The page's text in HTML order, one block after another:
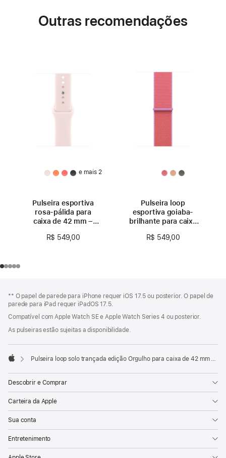
Outras recomendações
e mais 2
Pulseira esportiva
rosa-pálida para
caixa de 42 mm –
R$ 549,00
Pulseira loop
esportiva goiaba-
brilhante para caixa
R$ 549,00
de
rodapé
** O papel de parede para iPhone requer iOS 17.5 ou posterior. O papel de
parede para iPad requer iPadOS 17.5.
Compatível com Apple Watch SE e Apple Watch Series 4 ou posterior.
As pulseiras estão sujeitas a disponibilidade.
Pulseira loop solo trançada edição Orgulho para caixa de 42 mm – Tamanho 0
Descobrir e Comprar
Carteira da Apple
Sua conta
Entretenimento